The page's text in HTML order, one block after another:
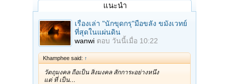
แนะนำ
เรื่องเล่า "นักขุดกรุ"มือขลัง ขมังเวทย์
ที่สุดในแผ่นดิน
wanwi ตอบ วันนี้เมื่อ 10:22
Khamphee said: ↑
วัตถุมงคล ถือเป็น สิ่งมงคล สักการะอย่างหนึ่ง
แต่ ที่ เป็น…